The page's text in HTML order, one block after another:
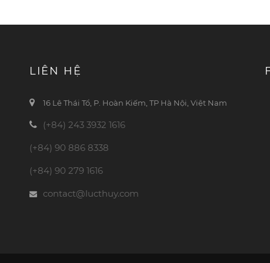
LIÊN HỆ
16 Lê Thái Tổ, P. Hoàn Kiếm, TP Hà Nội, Việt Nam
(+84) 243 3932 1616
(+84) 90 886 8338
(+84) 90 279 1616
contact@lucthuy.com